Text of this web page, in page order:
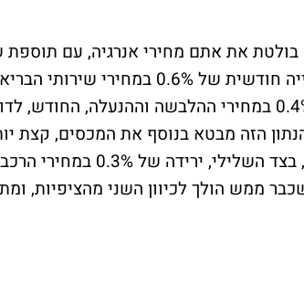
את אתם מחירי אנרגיה, עם תוספת
בקטגוריה, לעומת מאי. ועוד אפשר לציין עלייה חודשית של
לגורמים פנימיים. כנ"ל, עלייה חודשית של 0.4% במחירי ההלבשה
הזה מבטא בנוסף את המכסים, קצת
את המודל הכלכלי שיצדיק תוצאה כזו. מנגד,
משהו שכבר ממש הולך לכיוון השני מהציפיות,